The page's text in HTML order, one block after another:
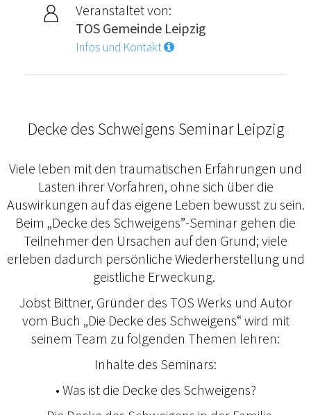
Veranstaltet von:
TOS Gemeinde Leipzig
Infos und Kontakt
Decke des Schweigens Seminar Leipzig
Viele leben mit den traumatischen Erfahrungen und
Lasten ihrer Vorfahren, ohne sich über die
Auswirkungen auf das eigene Leben bewusst zu sein.
Beim „Decke des Schweigens”-Seminar gehen die
Teilnehmer den Ursachen auf den Grund; viele
erleben dadurch persönliche Wiederherstellung und
geistliche Erweckung.
Jobst Bittner, Gründer des TOS Werks und Autor
vom Buch „Die Decke des Schweigens“ wird mit
seinem Team zu folgenden Themen lehren:
Inhalte des Seminars:
• Was ist die Decke des Schweigens?